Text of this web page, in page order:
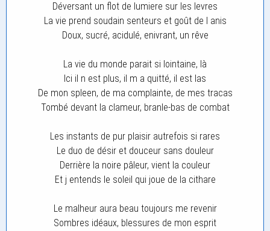
Déversant un flot de lumiere sur les levres
La vie prend soudain senteurs et goût de l anis
Doux, sucré, acidulé, enivrant, un rêve
La vie du monde parait si lointaine, là
Ici il n est plus, il m a quitté, il est las
De mon spleen, de ma complainte, de mes tracas
Tombé devant la clameur, branle-bas de combat
Les instants de pur plaisir autrefois si rares
Le duo de désir et douceur sans douleur
Derrière la noire pâleur, vient la couleur
Et j entends le soleil qui joue de la cithare
Le malheur aura beau toujours me revenir
Sombres idéaux, blessures de mon esprit